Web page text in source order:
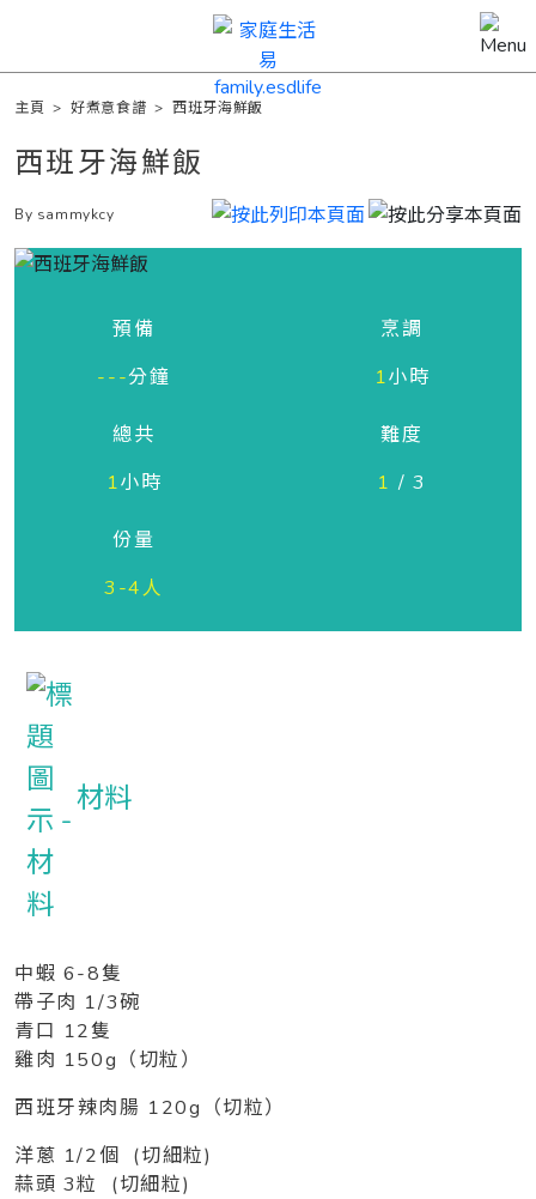
主頁 >好煮意食譜 >西班牙海鮮飯
西班牙海鮮飯
By sammykcy
預備
---分鐘
烹調
1小時
總共
1小時
難度
1 / 3
份量
3-4人
材料
中蝦 6-8隻
帶子肉 1/3碗
青口 12隻
雞肉 150g（切粒）
西班牙辣肉腸 120g（切粒）
洋蔥 1/2個 (切細粒)
蒜頭 3粒 (切細粒)